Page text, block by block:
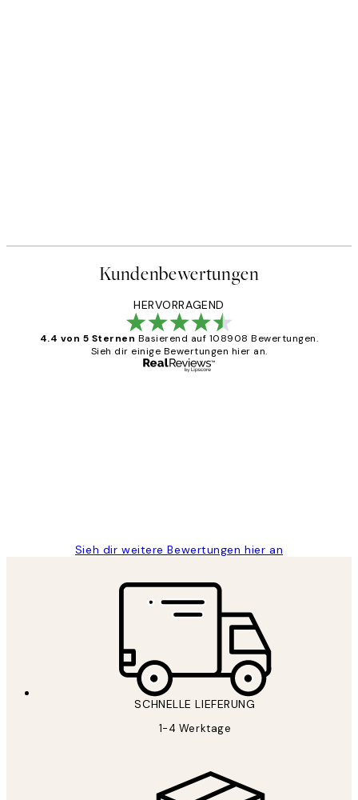
Kundenbewertungen
HERVORRAGEND
4.4 von 5 Sternen Basierend auf 108908 Bewertungen.
Sieh dir einige Bewertungen hier an.
Sieh dir weitere Bewertungen hier an
SCHNELLE LIEFERUNG
1-4 Werktage